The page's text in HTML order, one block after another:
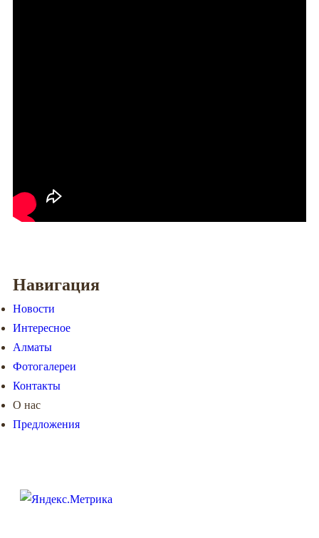
Навигация
Новости
Интересное
Алматы
Фотогалереи
Контакты
О нас
Предложения